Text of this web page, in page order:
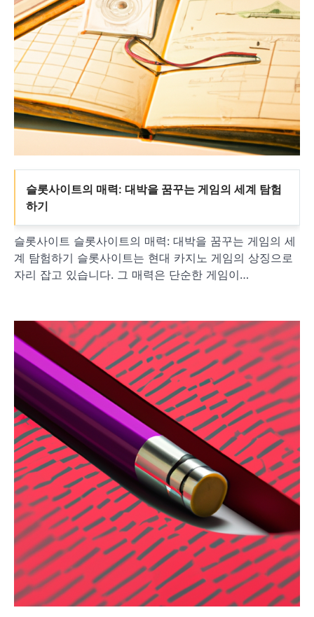
슬롯사이트의 매력: 대박을 꿈꾸는 게임의 세계 탐험
하기
슬롯사이트 슬롯사이트의 매력: 대박을 꿈꾸는 게임의 세
계 탐험하기 슬롯사이트는 현대 카지노 게임의 상징으로
자리 잡고 있습니다. 그 매력은 단순한 게임이…